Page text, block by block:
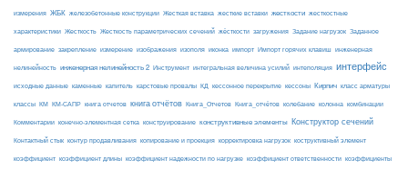
измерения ЖБК железобетонные конструкции Жесткая вставка жесткие вставки жесткости жесткостные
характеристики Жесткость Жесткость параметрических сечений жёсткости загружения Задание нагрузок Заданное
армирование закрепление измерение изображения изополя иконка импорт Импорт горячих клавиш инженерная
нелинейность инженерная нелинейность 2 Инструмент интегральная величина усилий интеполяция интерфейс
исходные данные каменные капитель карстовые провалы КД кессонное перекрытие кессоны Кирпич класс арматуры
классы КМ КМ-САПР книга отчетов книга отчётов Книга_Отчетов Книга_отчётов колебание колонна комбинации
Комментарии конечно-элементная сетка конструирование конструктивные элементы Конструктор сечений
Контактный стык контур продавливания копирование и проекция корректировка нагрузок коструктивный элемент
коэффициент коэффициент длины коэффициент надежности по нагрузке коэффициент ответственности коэффициенты